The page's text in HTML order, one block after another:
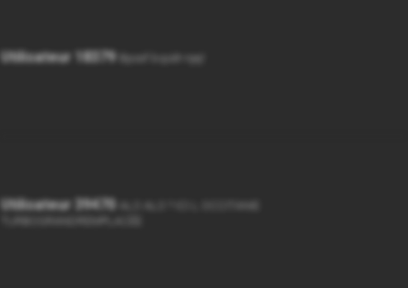
Utilisateur 18379 Bpoof bqsèt-njej!
Utilisateur 39470